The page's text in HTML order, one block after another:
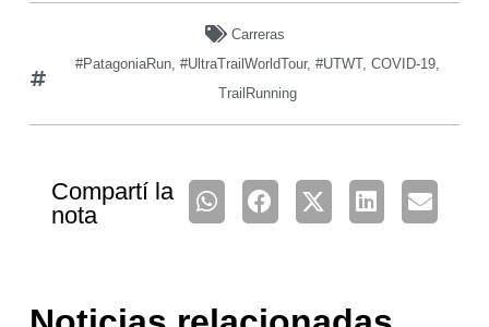
Carreras
#PatagoniaRun #UltraTrailWorldTour, #UTWT, COVID-19
TrailRunning
Compartí la
nota